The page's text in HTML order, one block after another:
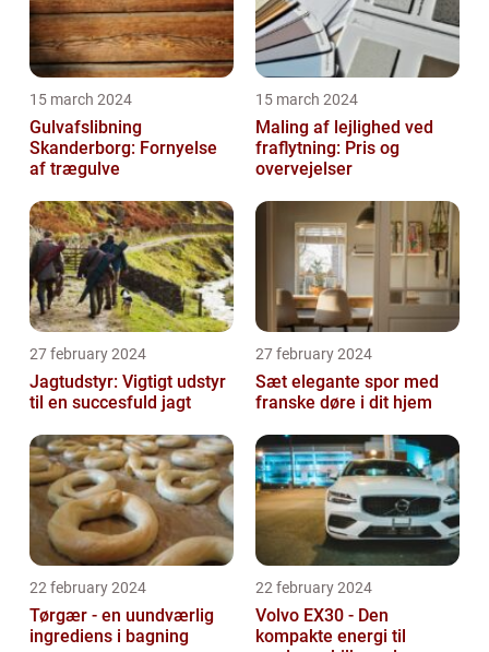
15 march 2024
Gulvafslibning
Skanderborg: Fornyelse
af trægulve
15 march 2024
Maling af lejlighed ved
fraflytning: Pris og
overvejelser
27 february 2024
Jagtudstyr: Vigtigt udstyr
til en succesfuld jagt
27 february 2024
Sæt elegante spor med
franske døre i dit hjem
22 february 2024
Tørgær - en uundværlig
ingrediens i bagning
22 february 2024
Volvo EX30 - Den
kompakte energi til